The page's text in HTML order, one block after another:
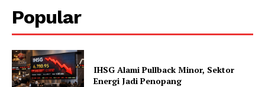
Popular
IHSG Alami Pullback Minor, Sektor
Energi Jadi Penopang